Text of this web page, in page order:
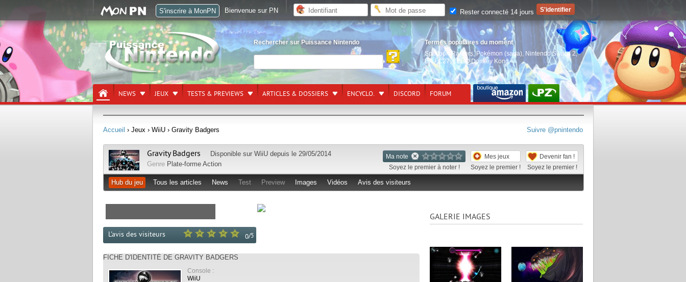
Rechercher sur Puissance Nintendo
Termes populaires du moment
Splatoon Raiders, Pokémon (saga) Nintendo Switch 2,
EA FC27,LEGO Donkey Kong
NEWS JEUX TESTS & PREVIEWS ARTICLES & DOSSIERS ENCYCLO. DISCORD FORUM
Suivre @pnintendo
Accueil › Jeux › WiiU › Gravity Badgers
Ma note
Soyez le premier à noter !
Mes jeux
Soyez le premier !
Devenir fan !
Soyez le premier !
Gravity Badgers Disponible sur WiiU depuis le 29/05/2014
Genre Plate-forme Action
Hub du jeu Tous les articles News Test Preview Images Vidéos Avis des visiteurs
0/5
L'avis des visiteurs
FICHE D'IDENTITÉ DE GRAVITY BADGERS
Console :
WiiU
GALERIE IMAGES
S'inscrire à MonPN Bienvenue sur PN Rester connecté 14 jours